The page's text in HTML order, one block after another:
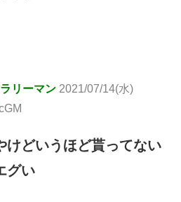
リーマン 2021/07/14(水)
けどいうほど貰ってない
グい